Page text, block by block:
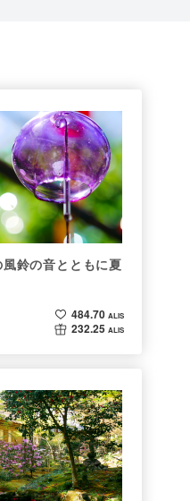
鈴の音とともに夏
484.70 ALIS
232.25 ALIS